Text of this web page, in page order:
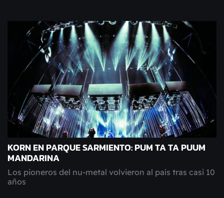
KORN EN PARQUE SARMIENTO: PUM TA TA PUUM
MANDARINA
Los pioneros del nu-metal volvieron al país tras casi 10
años